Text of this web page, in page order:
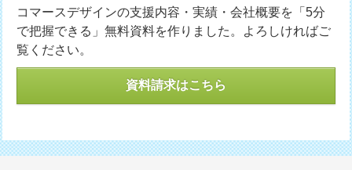
コマースデザインの支援内容・実績・会社概要を「5分
で把握できる」無料資料を作りました。よろしければご
覧ください。
資料請求はこちら